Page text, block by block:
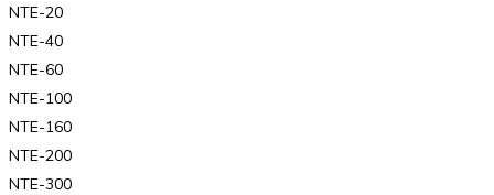
NTE-20
NTE-40
NTE-60
NTE-100
NTE-160
NTE-200
NTE-300